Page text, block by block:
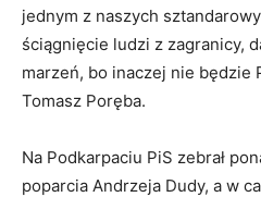
jednym z naszych
ściągnięcie ludzi z zagranicy,
marzeń, bo inaczej nie będzie
Tomasz Poręba.
Na Podkarpaciu PiS zebrał
poparcia Andrzeja Dudy, a w